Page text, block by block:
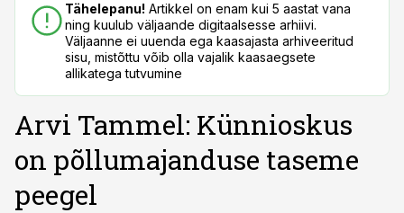
Tähelepanu! Artikkel on enam kui 5 aastat vana
ning kuulub väljaande digitaalsesse arhiivi.
Väljaanne ei uuenda ega kaasajasta arhiveeritud
sisu, mistõttu võib olla vajalik kaasaegsete
allikatega tutvumine
Arvi Tammel: Künnioskus
on põllumajanduse taseme
peegel